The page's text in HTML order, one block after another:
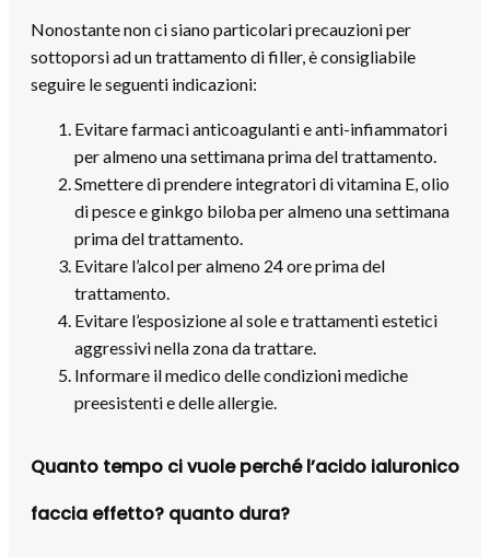
Nonostante non ci siano particolari precauzioni per
sottoporsi ad un trattamento di filler, è consigliabile
seguire le seguenti indicazioni:
Evitare farmaci anticoagulanti e anti-infiammatori
per almeno una settimana prima del trattamento.
Smettere di prendere integratori di vitamina E, olio
di pesce e ginkgo biloba per almeno una settimana
prima del trattamento.
Evitare l’alcol per almeno 24 ore prima del
trattamento.
Evitare l’esposizione al sole e trattamenti estetici
aggressivi nella zona da trattare.
Informare il medico delle condizioni mediche
preesistenti e delle allergie.
Quanto tempo ci vuole perché l’acido ialuronico
faccia effetto? quanto dura?